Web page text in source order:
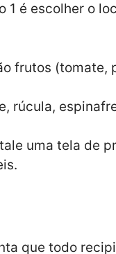
1 é escolher o
frutos (tomate,
rúcula,
uma tela de
que todo